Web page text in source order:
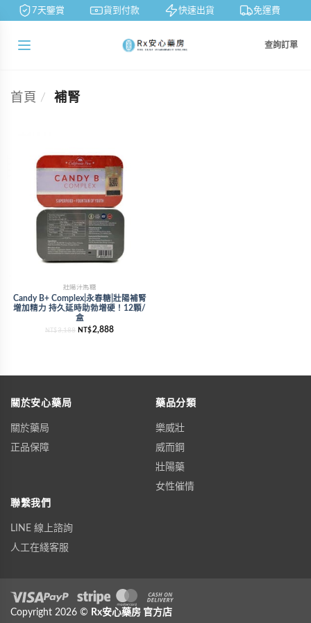
7天鑒賞 貨到付款 快速出貨 免運費
查詢訂單
首頁 / 補腎
壯陽汗馬糖
Candy B+ Complex|永春糖|壯陽補腎
增加精力 持久延時助勃增硬！12顆/
盒
NT$3,188 NT$2,888
關於安心藥局
關於藥局
正品保障
藥品分類
樂威壯
威而鋼
壯陽藥
女性催情
聯繫我們
LINE 線上諮詢
人工在綫客服
Visa PayPalStripe MasterCardCash On Delivery
Copyright 2026 © Rx安心藥房 官方店